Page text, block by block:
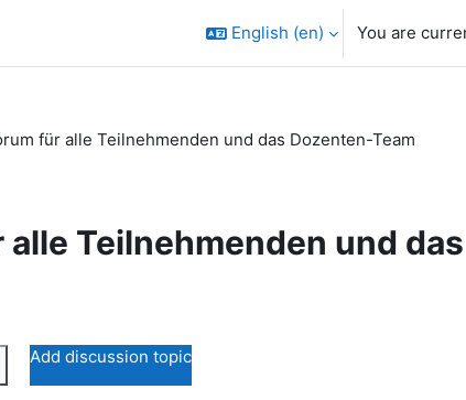
English ‎(en)‎ You are
für alle Teilnehmenden und das Dozenten-Team
Teilnehmenden und das
forums
Add discussion topic